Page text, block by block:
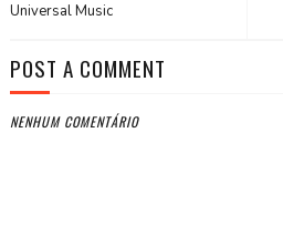
Universal Music
POST A COMMENT
NENHUM COMENTÁRIO